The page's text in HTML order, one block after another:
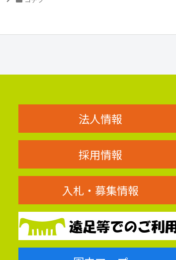
法人情報
採用情報
入札・募集情報